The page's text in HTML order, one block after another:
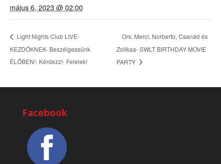
május 6, 2023 @ 02:00
Light Nights Club LIVE-
KEZDŐKNEK- Beszélgessünk
ÉLŐBEN!- Kérdezz!- Felelek!
Ors, Merci, Norberto, Csanád és
Zolikaa- SWLT BIRTHDAY MOVIE
PARTY
Facebook